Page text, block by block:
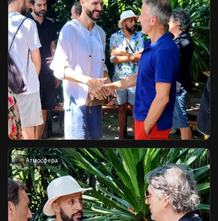
🌴Атмосфера